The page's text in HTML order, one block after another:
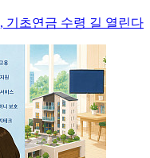
기초연금 수령 길 열린다